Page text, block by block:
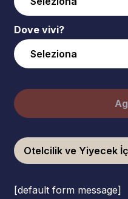
Dove vivi?
Otelcilik ve Yiyecek
[default form message]